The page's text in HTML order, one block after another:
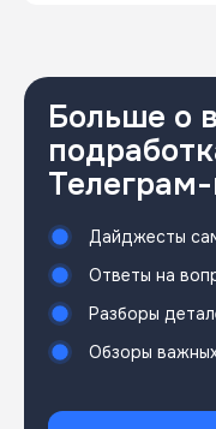
Больше о
Дайджесты
Ответы на
Разборы
Обзоры